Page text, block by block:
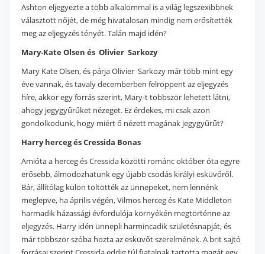
Ashton eljegyezte a több alkalommal is a világ legszexibbnek
választott nőjét, de még hivatalosan mindig nem erősítették
meg az eljegyzés tényét. Talán majd idén?
Mary-Kate Olsen és Olivier Sarkozy
Mary Kate Olsen, és párja Olivier Sarkozy már több mint egy
éve vannak, és tavaly decemberben felröppent az eljegyzés
híre, akkor egy forrás szerint, Mary-t többször lehetett látni,
ahogy jegygyűrűket nézeget. Ez érdekes, mi csak azon
gondolkodunk, hogy miért ő nézett magának jegygyűrűt?
Harry herceg és Cressida Bonas
Amióta a herceg és Cressida közötti románc október óta egyre
erősebb, álmodozhatunk egy újabb csodás királyi esküvőről.
Bár, állítólag külön töltötték az ünnepeket, nem lennénk
meglepve, ha április végén, Vilmos herceg és Kate Middleton
harmadik házassági évfordulója környékén megtörténne az
eljegyzés. Harry idén ünnepli harmincadik születésnapját, és
már többször szóba hozta az esküvőt szerelmének. A brit sajtó